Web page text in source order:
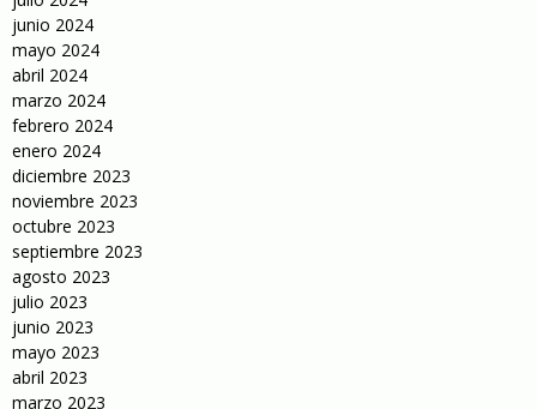
junio 2024
mayo 2024
abril 2024
marzo 2024
febrero 2024
enero 2024
diciembre 2023
noviembre 2023
octubre 2023
septiembre 2023
agosto 2023
julio 2023
junio 2023
mayo 2023
abril 2023
marzo 2023